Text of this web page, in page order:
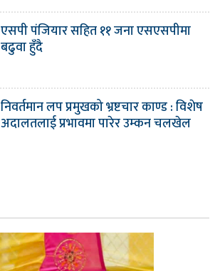
एसपी पंजियार सहित ११ जना एसएसपीमा
बढुवा हुँदै
निवर्तमान लप प्रमुखको भ्रष्टचार काण्ड : विशेष
अदालतलाई प्रभावमा पारेर उम्कन चलखेल